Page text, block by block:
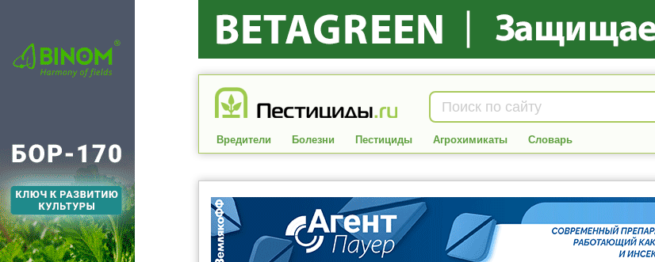
Вредители Болезни Пестициды Агрохимикаты Словарь